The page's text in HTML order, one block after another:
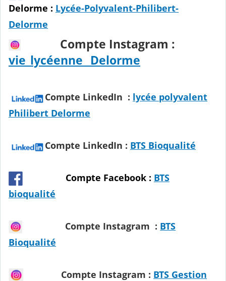
Delorme : Lycée-Polyvalent-Philibert-
Delorme
Compte Instagram :
vie_lycéenne _Delorme
Compte LinkedIn : lycée polyvalent
Philibert Delorme
Compte LinkedIn : BTS Bioqualité
Compte Facebook : BTS
bioqualité
Compte Instagram : BTS
Bioqualité
Compte Instagram : BTS Gestion